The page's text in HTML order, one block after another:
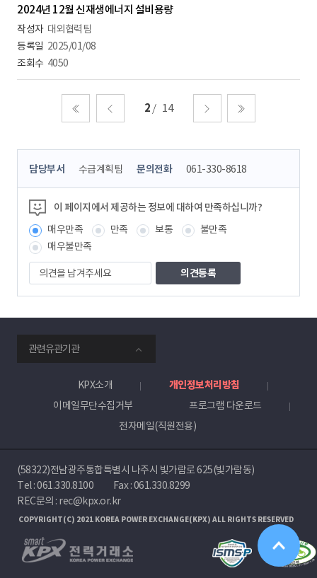
2024년 12월 신재생에너지 설비용량
대외협력팀
2025/01/08
4050
2 14
콘
츠
정
보
책
임
자
담당부서 수급계획팀 문의전화 061-330-8618
이 페이지에서 제공하는 정보에 대하여 만족하십니까?
매우만족
만족 보통
불만족
매우불만족
의
견
을
겨
주
세
요
관련유관기관
KPX소개
개인정보처리방침
이메일무단수집거부
프로그램 다운로드
전자메일(직원전용)
(58322)전남광주통합특별시 나주시 빛가람로 625(빛가람동)
Tel :061.330.8100
Fax : 061.330.8299
REC문의 : rec@kpx.or.kr
COPYRIGHT(C) 2021 KOREA POWER EXCHANGE(KPX) ALL RIGHTS RESERVED